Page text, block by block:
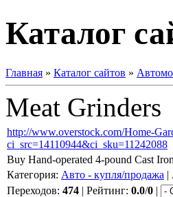
Каталог
Главная » Каталог сайтов »
Meat Grinders
http://www.overstock.com/Home-
ci_src=14110944&ci_sku=11242088
Buy Hand-operated 4-pound Cast
Категория: Авто - купля/продажа |
Переходов: 474 | Рейтинг: 0.0/0 |